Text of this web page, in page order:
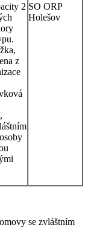
2
z
SO ORP
Holešov
se zvláštním